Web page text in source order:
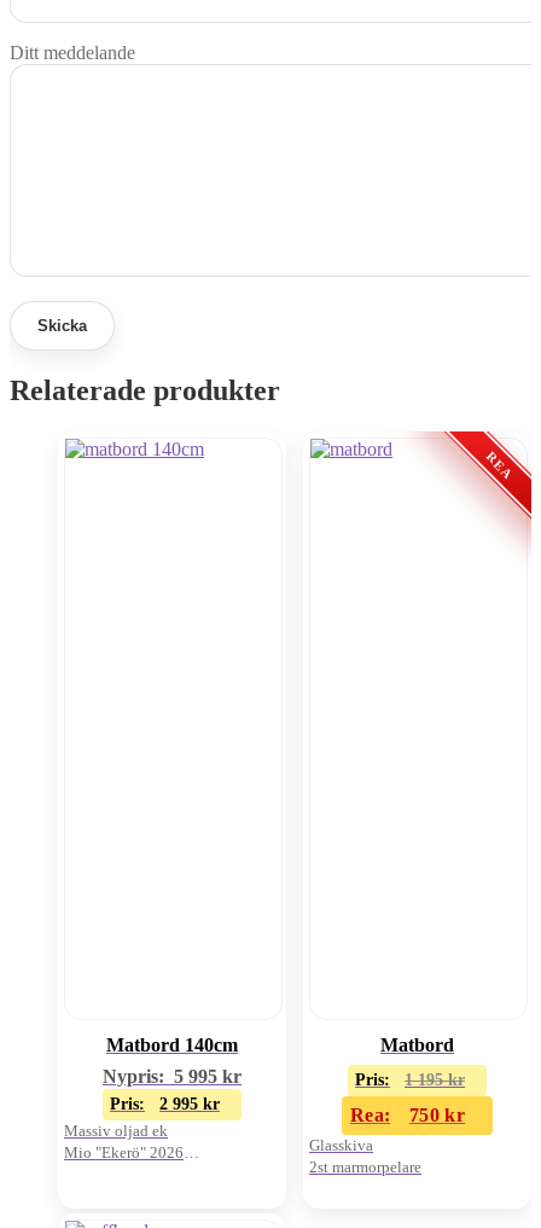
Ditt meddelande
Relaterade produkter
Matbord 140cm
Nypris: 5 995 kr
Pris: 2 995 kr
Massiv oljad ek
Mio "Ekerö" 2026
Matbord
Pris: 1 195kr
Rea: 750kr
Glasskiva
2st marmorpelare